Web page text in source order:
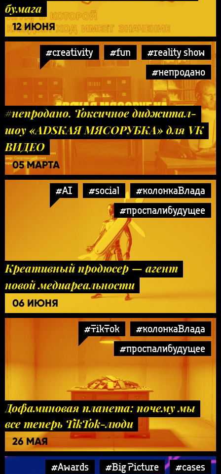
бумага
12 ИЮНЯ
#creativity #fun
#reality show
#непродано
#непродано. Токсичное диджитал-
шоу «ADSКАЯ МЯСОРУБКА» для VK
ВИДЕО
05 МАРТА
#AI #social
#колонкаВлада
#проспалибудущее
Креативный продюсер — агент
новой медиареальности
06 ИЮНЯ
#TikTok
#колонкаВлада
#проспалибудущее
Дофаминовая планета: почему мы
все теперь TikTok-люди
26 МАЯ
#Awards #Big Picture #cases